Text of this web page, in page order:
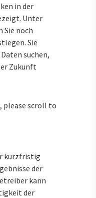
in der
Unter
Sie noch
Sie
suchen,
Zukunft
please scroll to
kurzfristig
der
kann
der